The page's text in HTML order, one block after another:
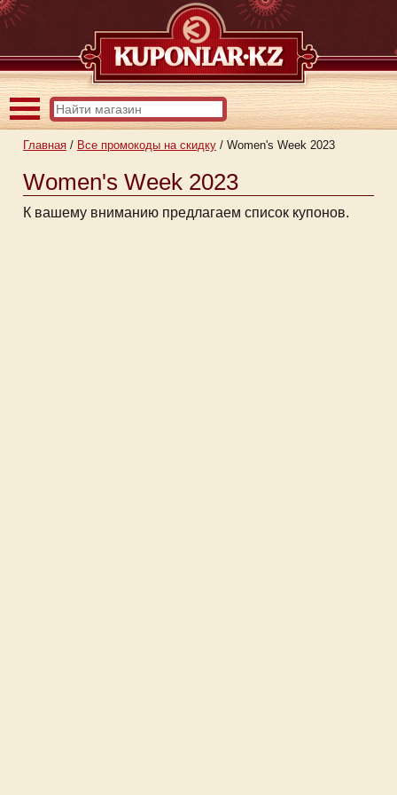
Главная / Все промокоды на скидку / Women's Week 2023
Women's Week 2023
К вашему вниманию предлагаем список купонов.